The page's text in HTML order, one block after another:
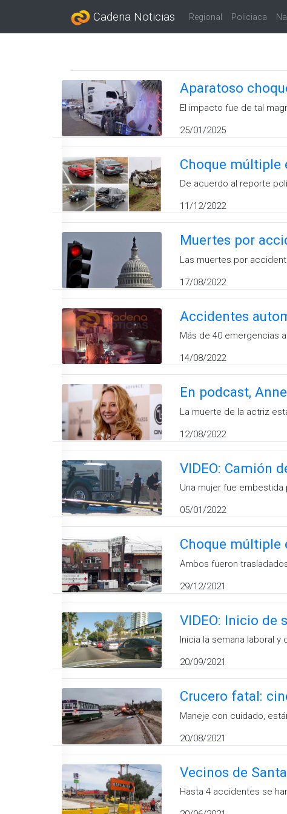
Cadena Noticias Regional Policiaca
Aparatoso
El impacto fue de tal
25/01/2025
Choque múltiple
De acuerdo al reporte
11/12/2022
Muertes por
Las muertes por
17/08/2022
Accidentes
Más de 40 emergencias
14/08/2022
En podcast,
La muerte de la actriz
12/08/2022
VIDEO: Camión
Una mujer fue
05/01/2022
Choque múltiple
Ambos fueron
29/12/2021
VIDEO: Inicio de
Inicia la semana laboral
20/09/2021
Crucero fatal:
Maneje con cuidado,
20/08/2021
Vecinos de
Hasta 4 accidentes se